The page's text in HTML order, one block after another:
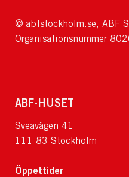
© abfstockholm.se, ABF
Organisationsnummer
ABF-HUSET
Sveavägen 41
111 83 Stockholm
Öppettider